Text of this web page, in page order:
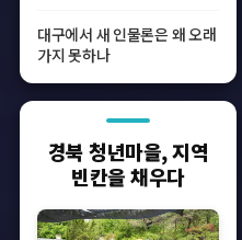
대구에서 새 인물론은 왜 오래
가지 못하나
경북 청년마을, 지역
빈칸을 채우다